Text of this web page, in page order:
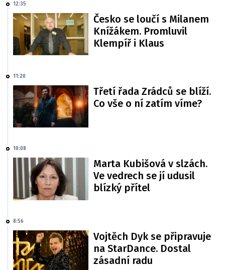
12:35
Česko se loučí s Milanem
Knížákem. Promluvil
Klempíř i Klaus
11:20
Třetí řada Zrádců se blíží.
Co vše o ní zatím víme?
10:08
Marta Kubišová v slzách.
Ve vedrech se jí udusil
blízký přítel
8:56
Vojtěch Dyk se připravuje
na StarDance. Dostal
zásadní radu